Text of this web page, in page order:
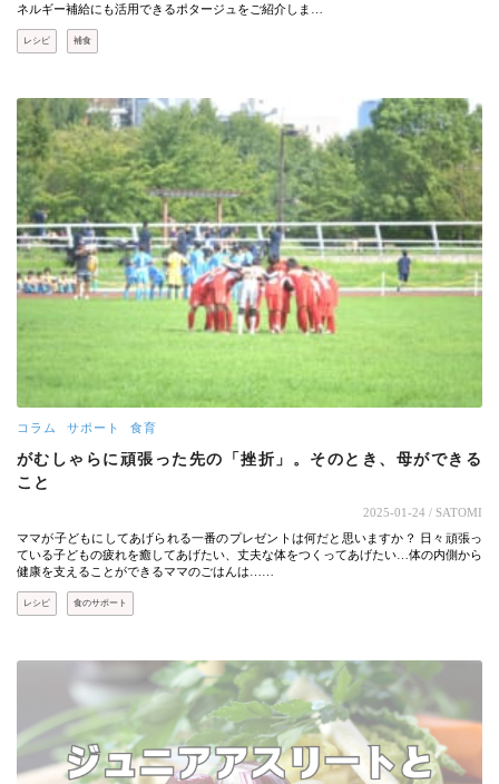
ネルギー補給にも活用できるポタージュをご紹介しま…
レシピ 補食
コラム サポート 食育
がむしゃらに頑張った先の「挫折」。そのとき、母ができる
こと
2025-01-24 / SATOMI
ママが子どもにしてあげられる一番のプレゼントは何だと思いますか？ 日々頑張っ
ている子どもの疲れを癒してあげたい、丈夫な体をつくってあげたい…体の内側から
健康を支えることができるママのごはんは……
レシピ 食のサポート